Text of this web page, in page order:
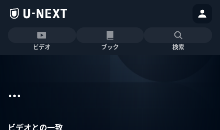
ビデオ ブック 検索
...
ビデオとの一致